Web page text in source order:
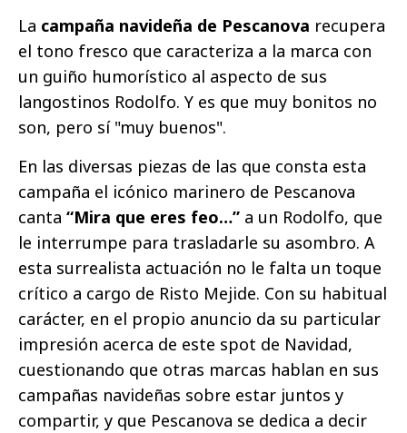
La campaña navideña de Pescanova recupera
el tono fresco que caracteriza a la marca con
un guiño humorístico al aspecto de sus
langostinos Rodolfo. Y es que muy bonitos no
son, pero sí "muy buenos".
En las diversas piezas de las que consta esta
campaña el icónico marinero de Pescanova
canta “Mira que eres feo…” a un Rodolfo, que
le interrumpe para trasladarle su asombro. A
esta surrealista actuación no le falta un toque
crítico a cargo de Risto Mejide. Con su habitual
carácter, en el propio anuncio da su particular
impresión acerca de este spot de Navidad,
cuestionando que otras marcas hablan en sus
campañas navideñas sobre estar juntos y
compartir, y que Pescanova se dedica a decir